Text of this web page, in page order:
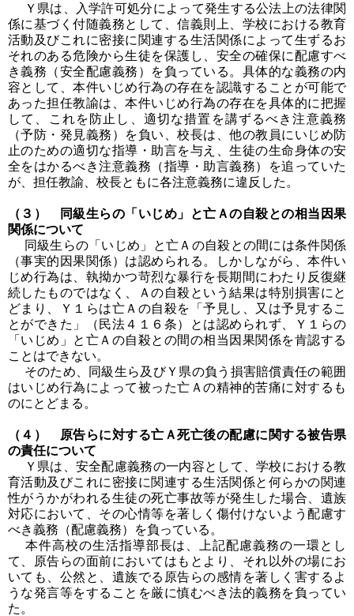
Ｙ県は、入学許可処分によって発生する公法上の法律関
係に基づく付随義務として、信義則上、学校における教育
活動及びこれに密接に関連する生活関係によって生ずるお
それのある危険から生徒を保護し、安全の確保に配慮すべ
き義務（安全配慮義務）を負っている。具体的な義務の内
容として、本件いじめ行為の存在を認識することが可能で
あった担任教諭は、本件いじめ行為の存在を具体的に把握
して、これを防止し、適切な措置を講ずるべき注意義務
（予防・発見義務）を負い、校長は、他の教員にいじめ防
止のための適切な指導・助言を与え、生徒の生命身体の安
全をはかるべき注意義務（指導・助言義務）を追っていた
が、担任教諭、校長ともに各注意義務に違反した。
（３） 同級生らの「いじめ」と亡Ａの自殺との相当因果
関係について
同級生らの「いじめ」と亡Ａの自殺との間には条件関係
（事実的因果関係）は認められる。しかしながら、本件い
じめ行為は、執拗かつ苛烈な暴行を長期間にわたり反復継
続したものではなく、Ａの自殺という結果は特別損害にと
どまり、Ｙ１らは亡Ａの自殺を「予見し、又は予見するこ
とができた」（民法４１６条）とは認められず、Ｙ１らの
「いじめ」と亡Ａの自殺との間の相当因果関係を肯認する
ことはできない。
そのため、同級生ら及びＹ県の負う損害賠償責任の範囲
はいじめ行為によって被った亡Ａの精神的苦痛に対するも
のにとどまる。
（４） 原告らに対する亡Ａ死亡後の配慮に関する被告県
の責任について
Ｙ県は、安全配慮義務の一内容として、学校における教
育活動及びこれに密接に関連する生活関係と何らかの関連
性がうかがわれる生徒の死亡事故等が発生した場合、遺族
対応において、その心情等を著しく傷付けないよう配慮す
べき義務（配慮義務）を負っている。
本件高校の生活指導部長は、上記配慮義務の一環とし
て、原告らの面前においてはもとより、それ以外の場にお
いても、公然と、遺族でる原告らの感情を著しく害するよ
うな発言等をすることを厳に慎むべき法的義務を負ってい
た。